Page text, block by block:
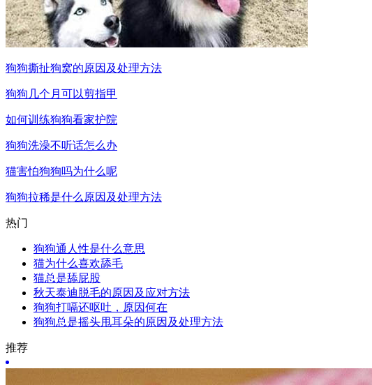
狗狗撕扯狗窝的原因及处理方法
狗狗几个月可以剪指甲
如何训练狗狗看家护院
狗狗洗澡不听话怎么办
猫害怕狗狗吗为什么呢
狗狗拉稀是什么原因及处理方法
热门
狗狗通人性是什么意思
猫为什么喜欢舔毛
猫总是舔屁股
秋天泰迪脱毛的原因及应对方法
狗狗打嗝还呕吐，原因何在
狗狗总是摇头甩耳朵的原因及处理方法
推荐